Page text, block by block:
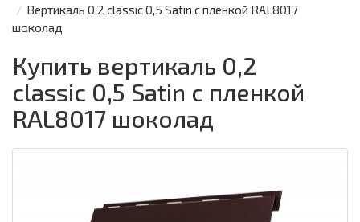
Вертикаль 0,2 classic 0,5 Satin с пленкой RAL8017
шоколад
Купить вертикаль 0,2
classic 0,5 Satin с пленкой
RAL8017 шоколад